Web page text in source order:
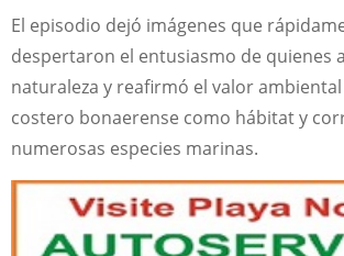
El episodio dejó imágenes que
despertaron el entusiasmo de quienes
naturaleza y reafirmó el valor
costero bonaerense como hábitat y
numerosas especies marinas.